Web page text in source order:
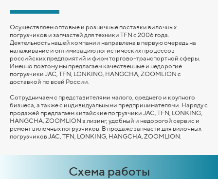
Осуществляем оптовые и розничные поставки вилочных
погрузчиков и запчастей для техники TFN с 2006 года.
Деятельность нашей компании направлена в первую очередь на
налаживание и оптимизацию логистических процессов
российских предприятий и фирм торгово-транспортной сферы.
Именно поэтому мы предлагаем качественные и недорогие
погрузчики JAC, TFN, LONKING, HANGCHA, ZOOMLION с
доставкой по всей России.
Сотрудничаем с представителями малого, среднего и крупного
бизнеса, а также с индивидуальными предпринимателями. Наряду с
продажей предлагаем китайские погрузчики JAC, TFN, LONKING,
HANGCHA, ZOOMLION в лизинг, удобный и недорогой сервис и
ремонт вилочных погрузчиков. В продаже запчасти для вилочных
погрузчиков JAC, TFN, LONKING, HANGCHA, ZOOMLION
Схема работы